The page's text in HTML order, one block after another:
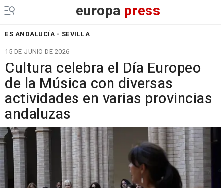
europa press
ES ANDALUCÍA - SEVILLA
15 DE JUNIO DE 2026
Cultura celebra el Día Europeo
de la Música con diversas
actividades en varias provincias
andaluzas